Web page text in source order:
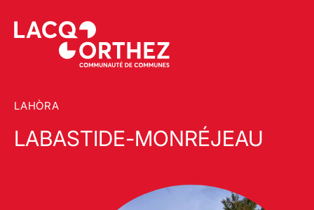
LAHÒRA
LABASTIDE-MONRÉJEAU